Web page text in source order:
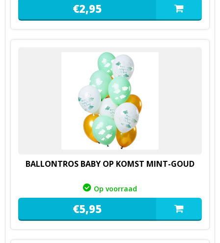
€2,95
BALLONTROS BABY OP KOMST MINT-GOUD
Op voorraad
€5,95